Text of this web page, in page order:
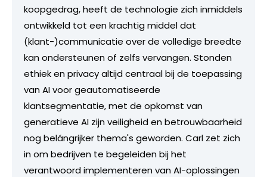
koopgedrag, heeft de technologie zich inmiddels
ontwikkeld tot een krachtig middel dat
(klant-)communicatie over de volledige breedte
kan ondersteunen of zelfs vervangen. Stonden
ethiek en privacy altijd centraal bij de toepassing
van AI voor geautomatiseerde
klantsegmentatie, met de opkomst van
generatieve AI zijn veiligheid en betrouwbaarheid
nog belángrijker thema's geworden. Carl zet zich
in om bedrijven te begeleiden bij het
verantwoord implementeren van AI-oplossingen